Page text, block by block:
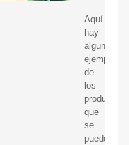
Aquí
hay
algunos
ejemplos
de
los
productos
que
se
pueden